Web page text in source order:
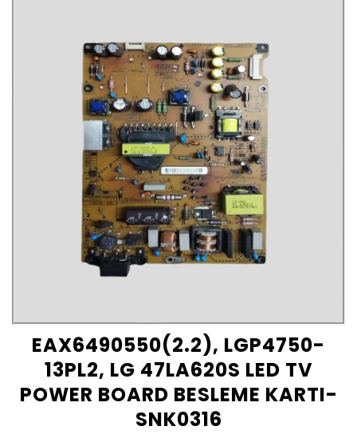
EAX6490550(2.2), LGP4750-
13PL2, LG 47LA620S LED TV
POWER BOARD BESLEME KARTI-
SNK0316